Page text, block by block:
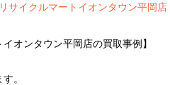
サイクルマートイオンタウン平岡店
オンタウン平岡店の買取事例】
。